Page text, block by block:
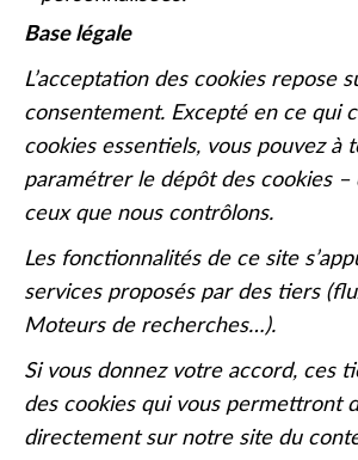
Base légale
L’acceptation des cookies repose
consentement. Excepté en ce qui
cookies essentiels, vous pouvez à
paramétrer le dépôt des cookies –
ceux que nous contrôlons.
Les fonctionnalités de ce site
services proposés par des tiers
Moteurs de recherches…).
Si vous donnez votre accord, ces
des cookies qui vous permettront
directement sur notre site du